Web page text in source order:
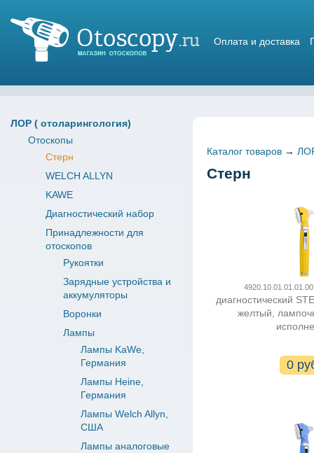
Оплата и доставка
ЛОР ( отоларингология)
Отоскопы
Стерн
WELCH ALLYN
KAWE
Диагностический набор
Принадлежности для
отоскопов
Рукоятки
Зарядные устройства и
аккумуляторы
Воронки
Лампы
Лампы KaWe,
Германия
Лампы Heine,
Германия
Лампы Welch Allyn,
США
Лампы аналоговые
Каталог товаров →
Стерн
диагностический
желтый,
0